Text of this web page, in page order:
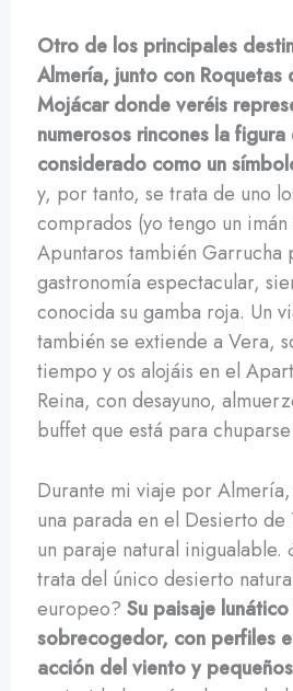
Otro de los principales
Almería, junto con Roquetas
Mojácar donde veréis
numerosos rincones la
considerado como un
y, por tanto, se trata de uno
comprados (yo tengo un
Apuntaros también Garrucha
gastronomía espectacular,
conocida su gamba roja. Un
también se extiende a Vera,
tiempo y os alojáis en el
Reina, con desayuno,
buffet que está para
Durante mi viaje por
una parada en el Desierto de
un paraje natural inigualable.
trata del único desierto
europeo? Su paisaje
sobrecogedor, con perfiles
acción del viento y